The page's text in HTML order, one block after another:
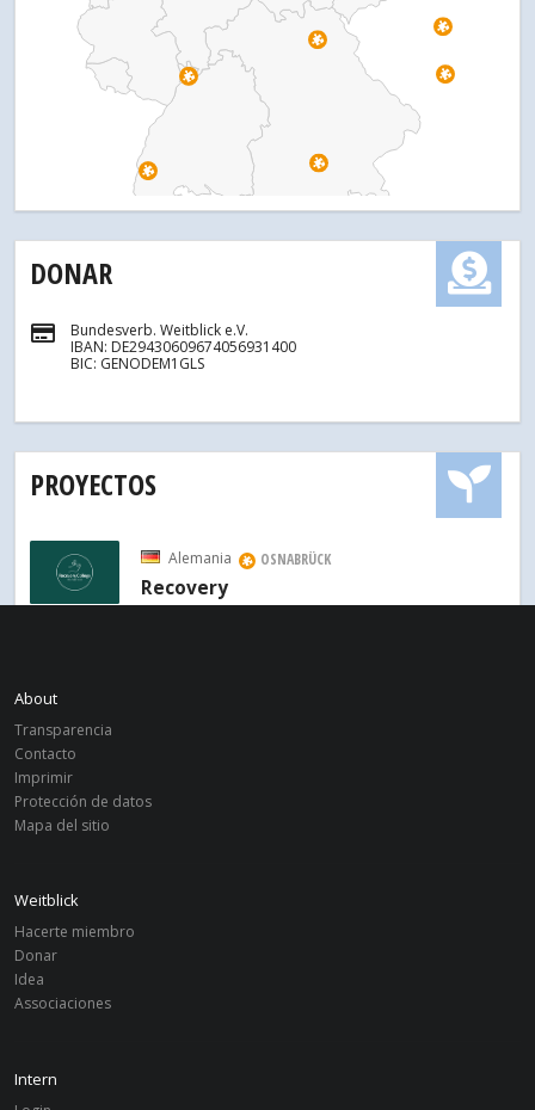
DONAR
Bundesverb. Weitblick e.V.
IBAN: DE29430609674056931400
BIC: GENODEM1GLS
PROYECTOS
Alemania OSNABRÜCK
Recovery
About
Transparencia
Contacto
Imprimir
Protección de datos
Mapa del sitio
Weitblick
Hacerte miembro
Donar
Idea
Associaciones
Intern